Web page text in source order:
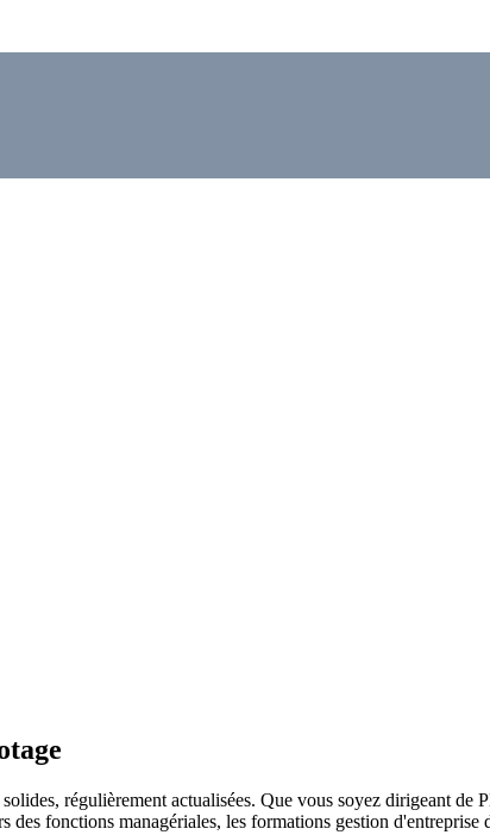
régulièrement actualisées. Que vous soyez dirigeant de
fonctions managériales, les formations gestion d'entreprise